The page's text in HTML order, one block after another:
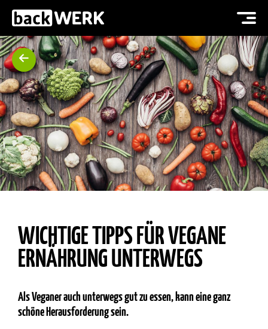
WICHTIGE TIPPS FÜR VEGANE
ERNÄHRUNG UNTERWEGS
Als Veganer auch unterwegs gut zu essen, kann eine ganz
schöne Herausforderung sein.